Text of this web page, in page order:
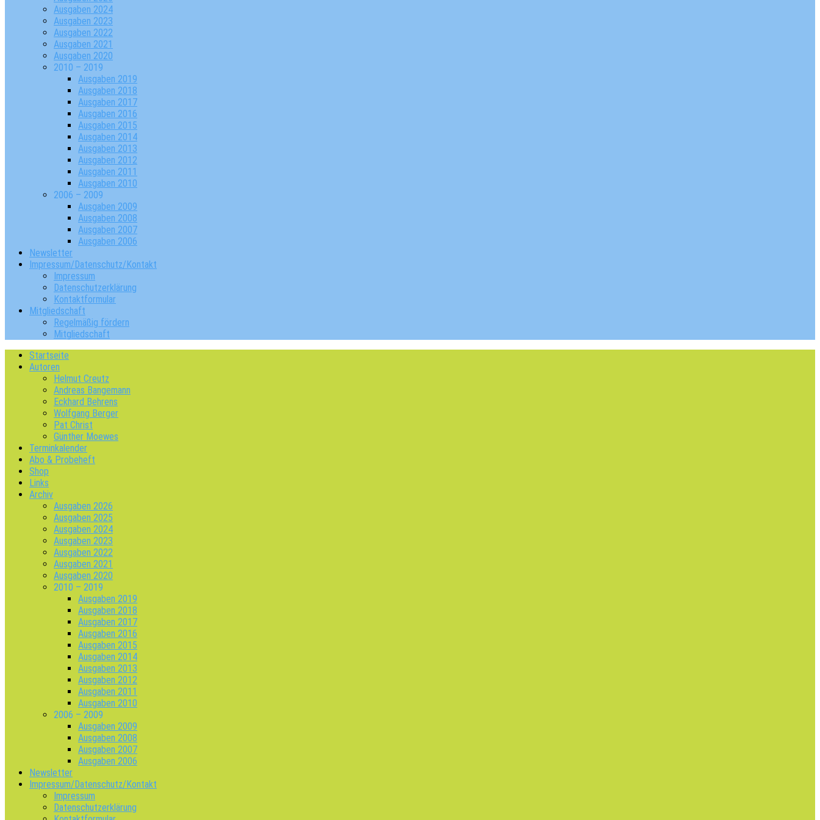
Ausgaben 2024
Ausgaben 2023
Ausgaben 2022
Ausgaben 2021
Ausgaben 2020
2010 – 2019
Ausgaben 2019
Ausgaben 2018
Ausgaben 2017
Ausgaben 2016
Ausgaben 2015
Ausgaben 2014
Ausgaben 2013
Ausgaben 2012
Ausgaben 2011
Ausgaben 2010
2006 – 2009
Ausgaben 2009
Ausgaben 2008
Ausgaben 2007
Ausgaben 2006
Newsletter
Impressum/Datenschutz/Kontakt
Impressum
Datenschutzerklärung
Kontaktformular
Mitgliedschaft
Regelmäßig fördern
Mitgliedschaft
Startseite
Autoren
Helmut Creutz
Andreas Bangemann
Eckhard Behrens
Wolfgang Berger
Pat Christ
Günther Moewes
Terminkalender
Abo & Probeheft
Shop
Links
Archiv
Ausgaben 2026
Ausgaben 2025
Ausgaben 2024
Ausgaben 2023
Ausgaben 2022
Ausgaben 2021
Ausgaben 2020
2010 – 2019
Ausgaben 2019
Ausgaben 2018
Ausgaben 2017
Ausgaben 2016
Ausgaben 2015
Ausgaben 2014
Ausgaben 2013
Ausgaben 2012
Ausgaben 2011
Ausgaben 2010
2006 – 2009
Ausgaben 2009
Ausgaben 2008
Ausgaben 2007
Ausgaben 2006
Newsletter
Impressum/Datenschutz/Kontakt
Impressum
Datenschutzerklärung